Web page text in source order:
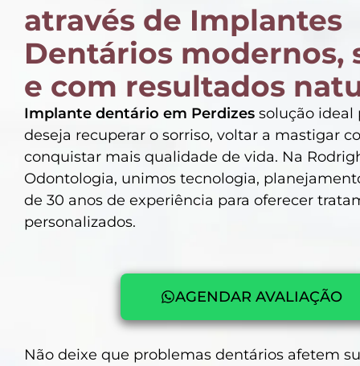
através de Implantes
Dentários modernos,
e com resultados
Implante dentário em Perdizes solução ideal
deseja recuperar o sorriso, voltar a mastigar
conquistar mais qualidade de vida. Na
Odontologia, unimos tecnologia,
de 30 anos de experiência para oferecer
personalizados.
AGENDAR AVALIAÇÃO
Não deixe que problemas dentários afetem